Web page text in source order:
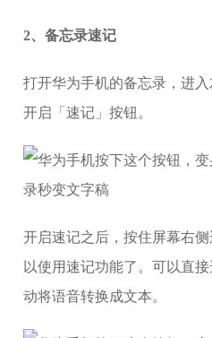
2、备忘录速记
打开华为手机的备忘录，进
开启「速记」按钮。
开启速记之后，按住屏幕右
以使用速记功能了。可以直
动将语音转换成文本。